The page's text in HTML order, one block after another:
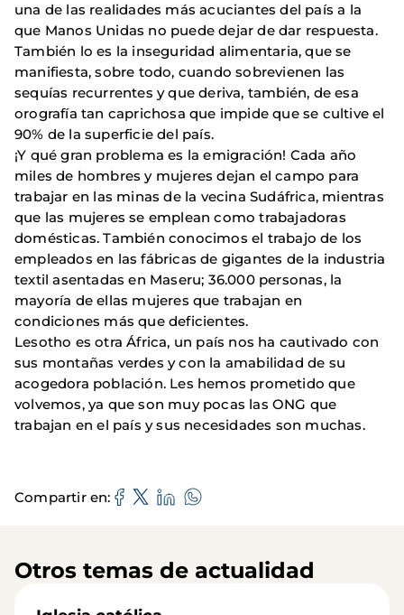
una de las realidades más acuciantes del país a la
que Manos Unidas no puede dejar de dar respuesta.
También lo es la inseguridad alimentaria, que se
manifiesta, sobre todo, cuando sobrevienen las
sequías recurrentes y que deriva, también, de esa
orografía tan caprichosa que impide que se cultive el
90% de la superficie del país.
¡Y qué gran problema es la emigración! Cada año
miles de hombres y mujeres dejan el campo para
trabajar en las minas de la vecina Sudáfrica, mientras
que las mujeres se emplean como trabajadoras
domésticas. También conocimos el trabajo de los
empleados en las fábricas de gigantes de la industria
textil asentadas en Maseru; 36.000 personas, la
mayoría de ellas mujeres que trabajan en
condiciones más que deficientes.
Lesotho es otra África, un país nos ha cautivado con
sus montañas verdes y con la amabilidad de su
acogedora población. Les hemos prometido que
volvemos, ya que son muy pocas las ONG que
trabajan en el país y sus necesidades son muchas.
Compartir en
Otros temas de actualidad